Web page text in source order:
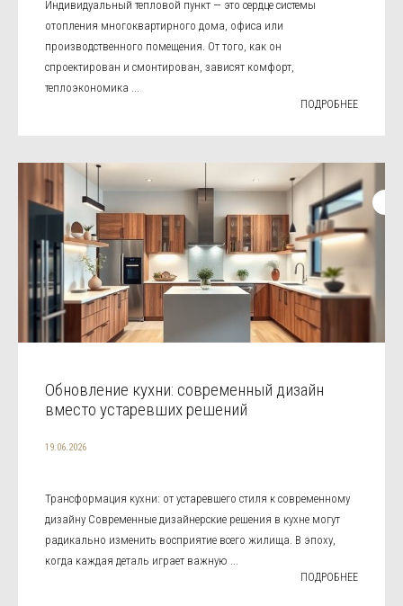
Индивидуальный тепловой пункт — это сердце системы
отопления многоквартирного дома, офиса или
производственного помещения. От того, как он
спроектирован и смонтирован, зависят комфорт,
теплоэкономика ...
ПОДРОБНЕЕ
Обновление кухни: современный дизайн
вместо устаревших решений
19.06.2026
Трансформация кухни: от устаревшего стиля к современному
дизайну Современные дизайнерские решения в кухне могут
радикально изменить восприятие всего жилища. В эпоху,
когда каждая деталь играет важную ...
ПОДРОБНЕЕ